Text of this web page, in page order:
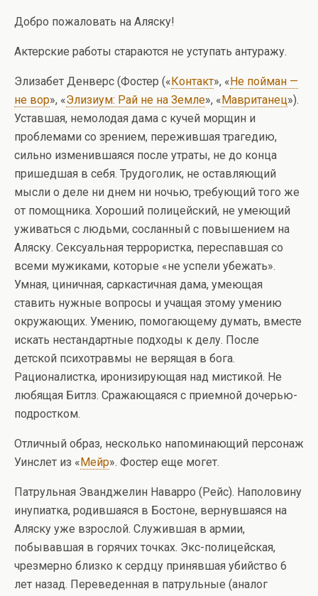
Добро пожаловать на Аляску!
Актерские работы стараются не уступать антуражу.
Элизабет Денверс (Фостер (« Контакт», « Не пойман —
не вор», «Элизиум: Рай не на Земле», « Мавританец»).
Уставшая, немолодая дама с кучей морщин и
проблемами со зрением, пережившая трагедию,
сильно изменившаяся после утраты, не до конца
пришедшая в себя. Трудоголик, не оставляющий
мысли о деле ни днем ни ночью, требующий того же
от помощника. Хороший полицейский, не умеющий
уживаться с людьми, сосланный с повышением на
Аляску. Сексуальная террористка, переспавшая со
всеми мужиками, которые «не успели убежать».
Умная, циничная, саркастичная дама, умеющая
ставить нужные вопросы и учащая этому умению
окружающих. Умению, помогающему думать, вместе
искать нестандартные подходы к делу. После
детской психотравмы не верящая в бога.
Рационалистка, иронизирующая над мистикой. Не
любящая Битлз. Сражающаяся с приемной дочерью-
подростком.
Отличный образ, несколько напоминающий персонаж
Уинслет из « Мейр». Фостер еще могет.
Патрульная Эванджелин Наварро (Рейс). Наполовину
инупиатка, родившаяся в Бостоне, вернувшаяся на
Аляску уже взрослой. Служившая в армии,
побывавшая в горячих точках. Экс-полицейская,
чрезмерно близко к сердцу принявшая убийство 6
лет назад. Переведенная в патрульные (аналог